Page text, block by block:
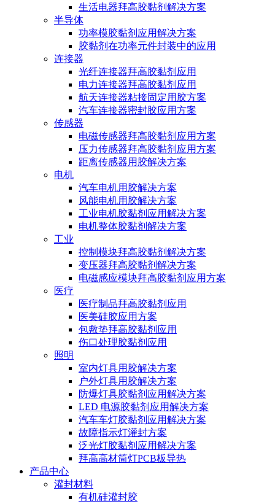
生活电器拜高胶黏剂解决方案
半导体
功率模胶黏剂应用解决方案
胶黏剂在功率元件封装中的应用
连接器
光纤连接器拜高胶黏剂应用
电力连接器拜高胶黏剂应用
航天连接器粘接固定用胶方案
汽车连接器密封胶应用方案
传感器
电磁传感器拜高胶黏剂应用方案
压力传感器拜高胶黏剂应用方案
距离传感器用胶解决方案
电机
汽车电机用胶解决方案
风能电机用胶解决方案
工业电机胶黏剂应用解决方案
电机整体胶黏剂解决方案
工业
控制模块拜高胶黏剂解决方案
变压器拜高胶黏剂解决方案
电磁感应模块拜高胶黏剂应用方案
医疗
医疗制品拜高胶黏剂应用
医美硅胶应用方案
包敷垫拜高胶黏剂应用
伤口处理胶黏剂应用
照明
室内灯具用胶解决方案
户外灯具用胶解决方案
防爆灯具胶黏剂应用解决方案
LED 电源胶黏剂应用解决方案
汽车车灯胶黏剂应用解决方案
故障指示灯灌封方案
泛光灯胶黏剂应用解决方案
拜高高材筒灯PCB板导热
产品中心
灌封材料
有机硅灌封胶